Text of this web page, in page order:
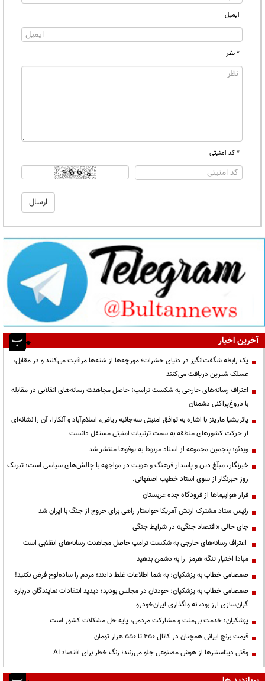
ایمیل
* نظر
* کد امنیتی
آخرین اخبار
یک رابطه شگفت‌انگیز در دنیای حشرات؛ مورچه‌ها از شته‌ها مراقبت می‌کنند و در مقابل،
عسلک شیرین دریافت می‌کنند
اعتراف رسانه‌های خارجی به شکست ترامپ؛ حاصل مجاهدت رسانه‌های انقلابی در مقابله
با دروغ‌پراکنی دشمنان
پاتریشیا مارینز با اشاره به توافق امنیتی سه‌جانبه ریاض، اسلام‌آباد و آنکارا، آن را نشانه‌ای
از حرکت کشورهای منطقه به سمت ترتیبات امنیتی مستقل دانست
ویدئو؛ پنجمین مجموعه از اسناد مربوط به یوفوها منتشر شد
خبرنگار، مبلّغ دین و پاسدار فرهنگ و هویت در مواجهه با چالش‌های سیاسی است؛ تبریک
روز خبرنگار از سوی استاد خطیب اصفهانی.
فرار هواپیماها از فرودگاه جده عربستان
رئیس ستاد مشترک ارتش آمریکا خواستار راهی برای خروج از جنگ با ایران شد
جای خالی «اقتصاد جنگی» در شرایط جنگی
اعتراف رسانه‌های خارجی به شکست ترامپ حاصل مجاهدت رسانه‌های انقلابی است
مبادا اختیار تنگه هرمز را به دشمن بدهید
صمصامی خطاب به پزشکیان: به شما اطلاعات غلط دادند؛ مردم را ساده‌لوح فرض نکنید!
صمصامی خطاب به پزشکیان: خودتان در مجلس بودید؛ دیدید انتقادات نمایندگان درباره
گران‌سازی ارز بود، نه واگذاری ایران‌خودرو
پزشکیان: خدمت بی‌منت و مشارکت مردمی، پایه حل مشکلات کشور است
قیمت‌ برنج ایرانی همچنان در کانال ۴۵۰ تا ۵۵۰ هزار تومان
وقتی دیتاسنترها از هوش مصنوعی جلو می‌زنند؛ زنگ خطر برای اقتصاد AI